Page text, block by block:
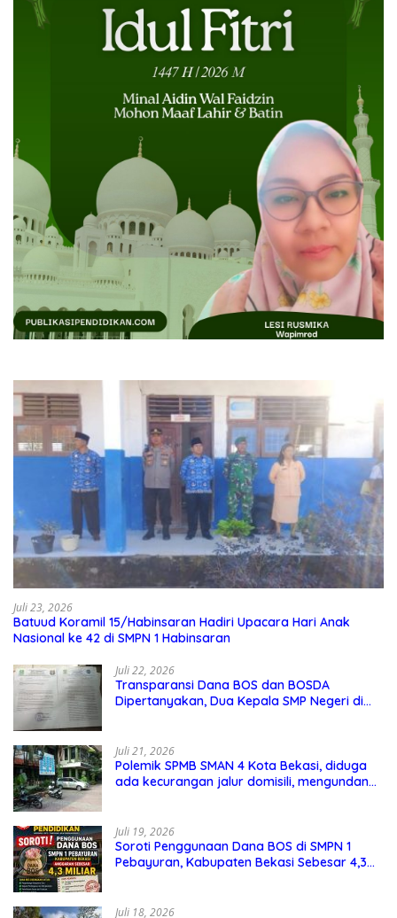
Juli 23, 2026
Batuud Koramil 15/Habinsaran Hadiri Upacara Hari Anak
Nasional ke 42 di SMPN 1 Habinsaran
Juli 22, 2026
Transparansi Dana BOS dan BOSDA
Dipertanyakan, Dua Kepala SMP Negeri di
Juli 21, 2026
Polemik SPMB SMAN 4 Kota Bekasi, diduga
ada kecurangan jalur domisili, mengundang
Juli 19, 2026
Soroti Penggunaan Dana BOS di SMPN 1
Pebayuran, Kabupaten Bekasi Sebesar 4,3
Juli 18, 2026